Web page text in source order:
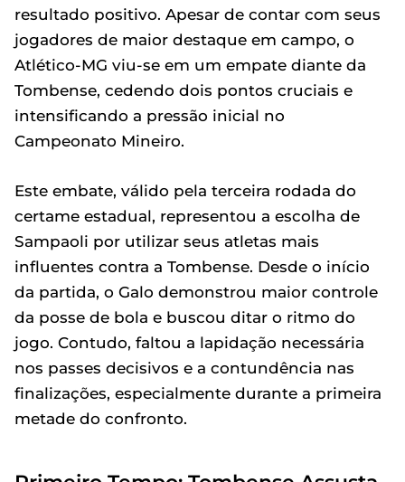
resultado positivo. Apesar de contar com seus
jogadores de maior destaque em campo, o
Atlético-MG viu-se em um empate diante da
Tombense, cedendo dois pontos cruciais e
intensificando a pressão inicial no
Campeonato Mineiro.
Este embate, válido pela terceira rodada do
certame estadual, representou a escolha de
Sampaoli por utilizar seus atletas mais
influentes contra a Tombense. Desde o início
da partida, o Galo demonstrou maior controle
da posse de bola e buscou ditar o ritmo do
jogo. Contudo, faltou a lapidação necessária
nos passes decisivos e a contundência nas
finalizações, especialmente durante a primeira
metade do confronto.